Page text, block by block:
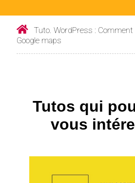
Tuto. WordPress :
Google maps
Tutos qui
vous